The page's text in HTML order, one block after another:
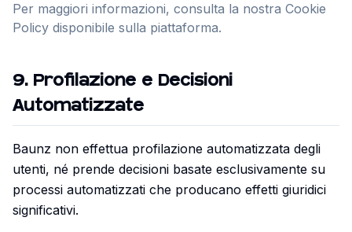
Per maggiori informazioni, consulta la nostra Cookie
Policy disponibile sulla piattaforma.
9. Profilazione e Decisioni
Automatizzate
Baunz non effettua profilazione automatizzata degli
utenti, né prende decisioni basate esclusivamente su
processi automatizzati che producano effetti giuridici
significativi.